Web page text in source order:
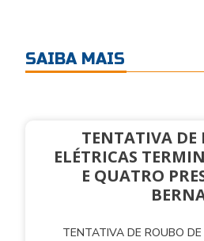
SAIBA MAIS
TENTATIVA DE
ELÉTRICAS
E QUATRO
TENTATIVA DE ROUBO